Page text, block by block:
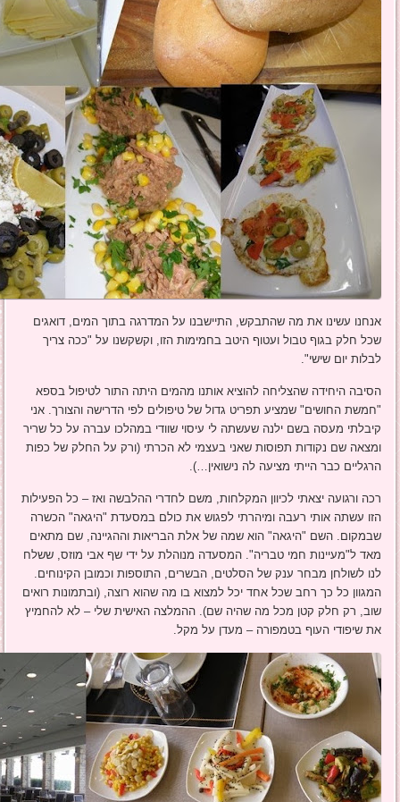
אנחנו עשינו את מה שהתבקש, התיישבנו על המדרגה בתוך המים, דואגים
שכל חלק בגוף טבול ועטוף היטב בחמימות הזו, וקשקשנו על "ככה צריך
לבלות יום שישי".
הסיבה היחידה שהצליחה להוציא אותנו מהמים היתה התור לטיפול בספא
"חמשת החושים" שמציע תפריט גדול של טיפולים לפי הדרישה והצורך. אני
קיבלתי מעסה בשם ילנה שעשתה לי עיסוי שוודי במהלכו עברה על כל שריר
ומצאה שם נקודות תפוסות שאני בעצמי לא הכרתי (ורק על החלק של כפות
הרגליים כבר הייתי מציעה לה נישואין…).
רכה ורגועה יצאתי לכיוון המקלחות, משם לחדרי ההלבשה ואז – כל הפעילות
הזו עשתה אותי רעבה ומיהרתי לפגוש את כולם במסעדת "היגאה" הכשרה
שבמקום. השם "היגאה" הוא שמה של אלת הבריאות וההגיינה, שם מתאים
מאד ל"מעיינות חמי טבריה". המסעדה מנוהלת על ידי שף אבי מוזס, ששלח
לנו לשולחן מבחר ענק של הסלטים, הבשרים, התוספות וכמובן הקינוחים.
המגוון כל כך רחב שכל אחד יכל למצוא בו מה שהוא רוצה, (ובתמונות רואים
שוב, רק חלק קטן מכל מה שהיה שם). ההמלצה האישית שלי – לא להחמיץ
את שיפודי העוף בטמפורה – מעדן על מקל.